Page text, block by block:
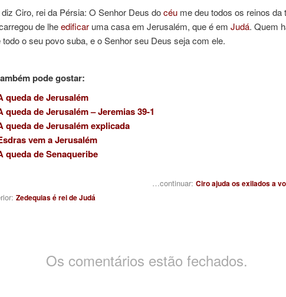
Ciro, rei da Pérsia: O Senhor Deus docéu me deu todos os reinos da
de lheedificar uma casa em Jerusalém, que é em Judá. Quem
o seu povo suba, e o Senhor seu Deus seja com ele.
pode gostar:
queda de Jerusalém
queda de Jerusalém – Jeremias 39-1
queda de Jerusalém explicada
vem a Jerusalém
queda de Senaqueribe
…continuar: Ciro ajuda os exilados a
Zedequias é rei de Judá
Os comentários estão fechados.